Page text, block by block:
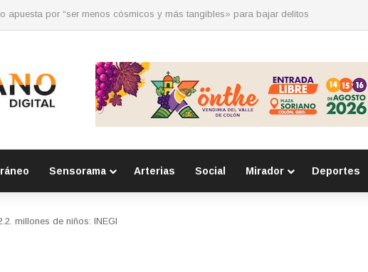
coordinación por la seguridad durante sesión estatal realizada en La Llave
Sensorama Arterias Social Mirador Deportes
millones de niños: INEGI